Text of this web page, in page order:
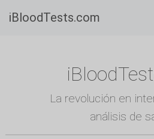
iBloodTests.com
La revolución en
análisis de